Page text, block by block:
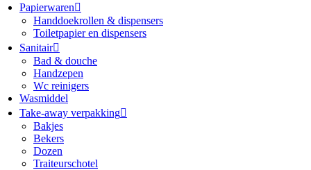
Papierwaren
Handdoekrollen & dispensers
Toiletpapier en dispensers
Sanitair
Bad & douche
Handzepen
Wc reinigers
Wasmiddel
Take-away verpakking
Bakjes
Bekers
Dozen
Traiteurschotel